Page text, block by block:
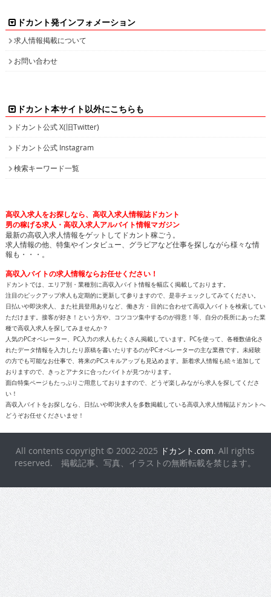
高収入求人をお探しなら、高収入求人情報誌ドカント
男の稼げる求人・高収入求人アルバイト情報マガジン
最新の高収入求人情報をゲットしてドカント稼ごう。
求人情報の他、特集やインタビュー、グラビアなど仕事を探しながら様々な情
報も・・・。
日払いや即決求人、また社員登用ありなど、働き方・目的に合わせて高収入バイトを検索してい
ただけます。接客が好き！という方や、コツコツ集中するのが得意！等、自分の長所にあった業
種で高収入求人を探してみませんか？
れたデータ情報を入力したり原稿を書いたりするのがPCオペレーターの主な業務です。未経験
の方でも可能なお仕事で、将来のPCスキルアップも見込めます。新着求人情報も続々追加して
おりますので、きっとアナタに合ったバイトが見つかります。
どうぞお任せくださいませ！
All contents copyright © 2002-2025